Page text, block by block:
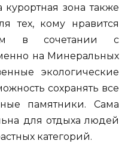
зона также
тех, кому нравится
в сочетании с
на Минеральных
экологические
сохранять все
памятники. Сама
для отдыха людей
категорий.